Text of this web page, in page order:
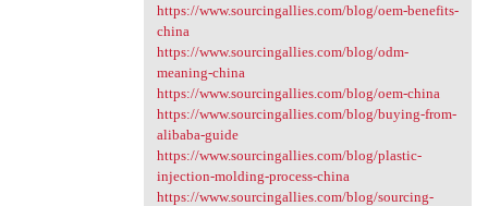
https://www.sourcingallies.com/blog/oem-benefits-
china
https://www.sourcingallies.com/blog/odm-
meaning-china
https://www.sourcingallies.com/blog/oem-china
https://www.sourcingallies.com/blog/buying-from-
alibaba-guide
https://www.sourcingallies.com/blog/plastic-
injection-molding-process-china
https://www.sourcingallies.com/blog/sourcing-